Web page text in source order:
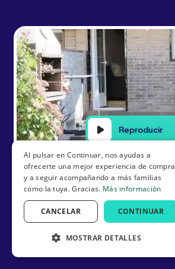
Reproducir
Al pulsar en Continuar, nos ayudas a
ofrecerte una mejor experiencia de compra
y a seguir acompañando a más familias
como la tuya. Gracias. Más información
CONTINUAR
CANCELAR
MOSTRAR DETALLES